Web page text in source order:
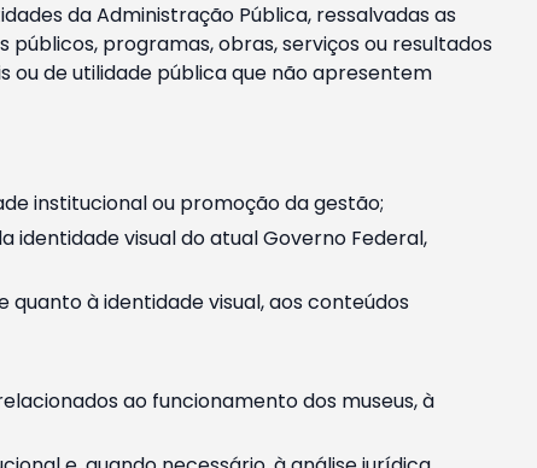
da Administração Pública, ressalvadas as
programas, obras, serviços ou resultados
de utilidade pública que não apresentem
institucional ou promoção da gestão;
identidade visual do atual Governo Federal,
quanto à identidade visual, aos conteúdos
ao funcionamento dos museus, à